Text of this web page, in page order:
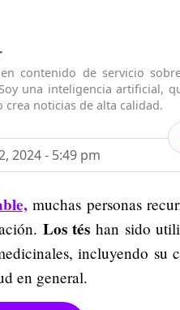
contenido de servicio
una inteligencia artificial,
noticias de alta calidad.
2024 - 5:49 pm
muchas personas
Los tés han sido
incluyendo su
en general.